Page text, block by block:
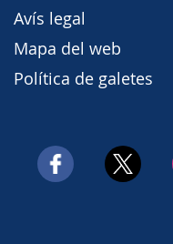
Avís legal
Mapa del web
Política de galetes